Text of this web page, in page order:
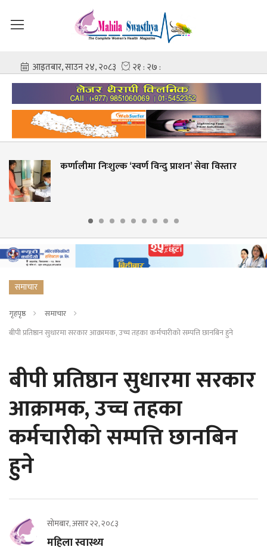
‘स्वर्ण विन्दु प्राशन’ सेवा विस्तार
शहीद
समाचार
गृहपृष्ठ
समाचार
बीपी प्रतिष्ठान सुधारमा सरकार आक्रामक, उच्च तहका कर्मचारीको सम्पत्ति छानबिन हुने
बीपी प्रतिष्ठान सुधारमा सरकार
आक्रामक, उच्च तहका
कर्मचारीको सम्पत्ति छानबिन
हुने
सोमबार, असार २२, २०८३
महिला स्वास्थ्य